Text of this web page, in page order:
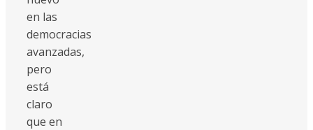
en las
democracias
avanzadas,
pero
está
claro
que en